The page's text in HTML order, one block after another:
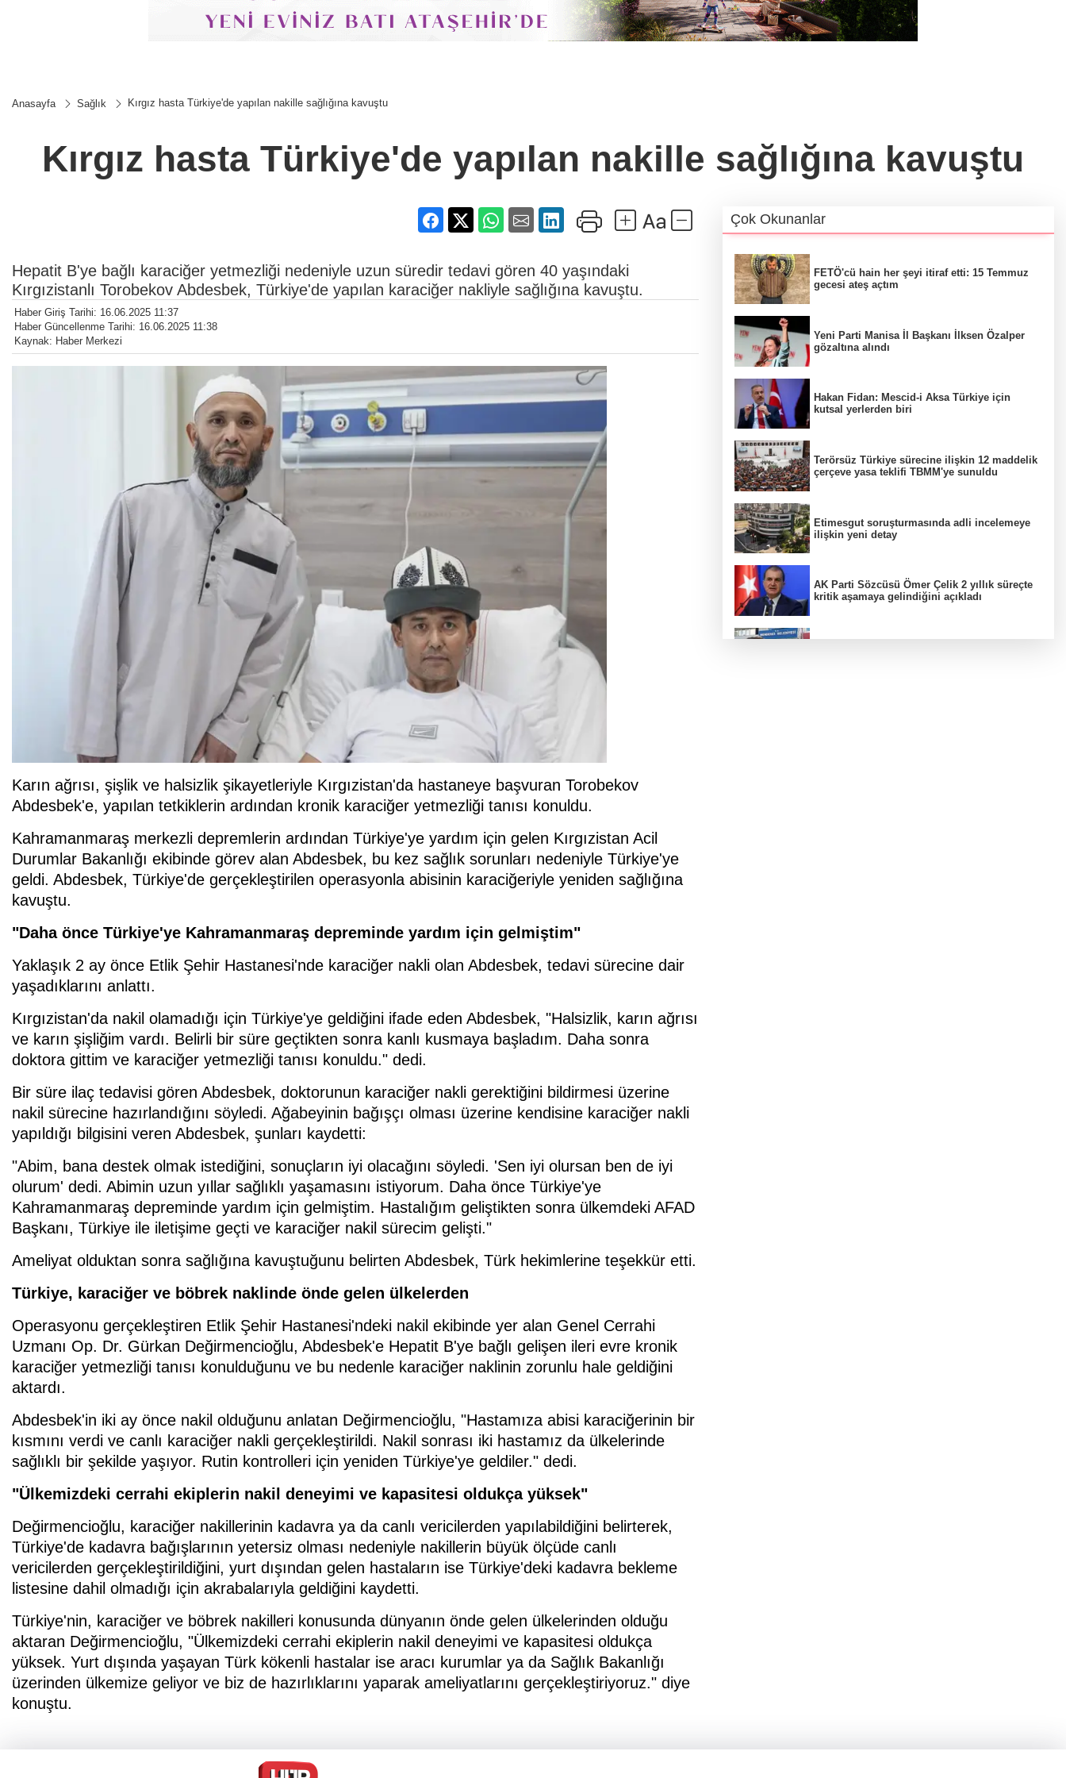
Anasayfa Sağlık Kırgız hasta Türkiye'de yapılan nakille sağlığına kavuştu
Kırgız hasta Türkiye'de yapılan nakille sağlığına kavuştu
Hepatit B'ye bağlı karaciğer yetmezliği nedeniyle uzun süredir tedavi gören 40 yaşındaki
Kırgızistanlı Torobekov Abdesbek, Türkiye'de yapılan karaciğer nakliyle sağlığına kavuştu.
Haber Giriş Tarihi: 16.06.2025 11:37
Haber Güncellenme Tarihi: 16.06.2025 11:38
Kaynak: Haber Merkezi
Karın ağrısı, şişlik ve halsizlik şikayetleriyle Kırgızistan'da hastaneye başvuran Torobekov
Abdesbek'e, yapılan tetkiklerin ardından kronik karaciğer yetmezliği tanısı konuldu.
Kahramanmaraş merkezli depremlerin ardından Türkiye'ye yardım için gelen Kırgızistan Acil
Durumlar Bakanlığı ekibinde görev alan Abdesbek, bu kez sağlık sorunları nedeniyle Türkiye'ye
geldi. Abdesbek, Türkiye'de gerçekleştirilen operasyonla abisinin karaciğeriyle yeniden sağlığına
kavuştu.
"Daha önce Türkiye'ye Kahramanmaraş depreminde yardım için gelmiştim"
Yaklaşık 2 ay önce Etlik Şehir Hastanesi'nde karaciğer nakli olan Abdesbek, tedavi sürecine dair
yaşadıklarını anlattı.
Kırgızistan'da nakil olamadığı için Türkiye'ye geldiğini ifade eden Abdesbek, "Halsizlik, karın ağrısı
ve karın şişliğim vardı. Belirli bir süre geçtikten sonra kanlı kusmaya başladım. Daha sonra
doktora gittim ve karaciğer yetmezliği tanısı konuldu." dedi.
Bir süre ilaç tedavisi gören Abdesbek, doktorunun karaciğer nakli gerektiğini bildirmesi üzerine
nakil sürecine hazırlandığını söyledi. Ağabeyinin bağışçı olması üzerine kendisine karaciğer nakli
yapıldığı bilgisini veren Abdesbek, şunları kaydetti:
"Abim, bana destek olmak istediğini, sonuçların iyi olacağını söyledi. 'Sen iyi olursan ben de iyi
olurum' dedi. Abimin uzun yıllar sağlıklı yaşamasını istiyorum. Daha önce Türkiye'ye
Kahramanmaraş depreminde yardım için gelmiştim. Hastalığım geliştikten sonra ülkemdeki AFAD
Başkanı, Türkiye ile iletişime geçti ve karaciğer nakil sürecim gelişti."
Ameliyat olduktan sonra sağlığına kavuştuğunu belirten Abdesbek, Türk hekimlerine teşekkür etti.
Türkiye, karaciğer ve böbrek naklinde önde gelen ülkelerden
Operasyonu gerçekleştiren Etlik Şehir Hastanesi'ndeki nakil ekibinde yer alan Genel Cerrahi
Uzmanı Op. Dr. Gürkan Değirmencioğlu, Abdesbek'e Hepatit B'ye bağlı gelişen ileri evre kronik
karaciğer yetmezliği tanısı konulduğunu ve bu nedenle karaciğer naklinin zorunlu hale geldiğini
aktardı.
Abdesbek'in iki ay önce nakil olduğunu anlatan Değirmencioğlu, "Hastamıza abisi karaciğerinin bir
kısmını verdi ve canlı karaciğer nakli gerçekleştirildi. Nakil sonrası iki hastamız da ülkelerinde
sağlıklı bir şekilde yaşıyor. Rutin kontrolleri için yeniden Türkiye'ye geldiler." dedi.
"Ülkemizdeki cerrahi ekiplerin nakil deneyimi ve kapasitesi oldukça yüksek"
Değirmencioğlu, karaciğer nakillerinin kadavra ya da canlı vericilerden yapılabildiğini belirterek,
Türkiye'de kadavra bağışlarının yetersiz olması nedeniyle nakillerin büyük ölçüde canlı
vericilerden gerçekleştirildiğini, yurt dışından gelen hastaların ise Türkiye'deki kadavra bekleme
listesine dahil olmadığı için akrabalarıyla geldiğini kaydetti.
Türkiye'nin, karaciğer ve böbrek nakilleri konusunda dünyanın önde gelen ülkelerinden olduğu
aktaran Değirmencioğlu, "Ülkemizdeki cerrahi ekiplerin nakil deneyimi ve kapasitesi oldukça
yüksek. Yurt dışında yaşayan Türk kökenli hastalar ise aracı kurumlar ya da Sağlık Bakanlığı
üzerinden ülkemize geliyor ve biz de hazırlıklarını yaparak ameliyatlarını gerçekleştiriyoruz." diye
konuştu.
Çok Okunanlar
FETÖ'cü hain her şeyi itiraf etti: 15 Temmuz
gecesi ateş açtım
Yeni Parti Manisa İl Başkanı İlksen Özalper
gözaltına alındı
Hakan Fidan: Mescid-i Aksa Türkiye için
kutsal yerlerden biri
Terörsüz Türkiye sürecine ilişkin 12 maddelik
çerçeve yasa teklifi TBMM'ye sunuldu
Etimesgut soruşturmasında adli incelemeye
ilişkin yeni detay
AK Parti Sözcüsü Ömer Çelik 2 yıllık süreçte
kritik aşamaya gelindiğini açıkladı